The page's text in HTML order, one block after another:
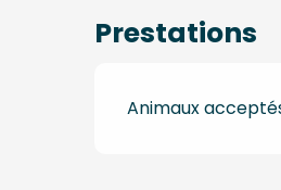
Prestations
Animaux